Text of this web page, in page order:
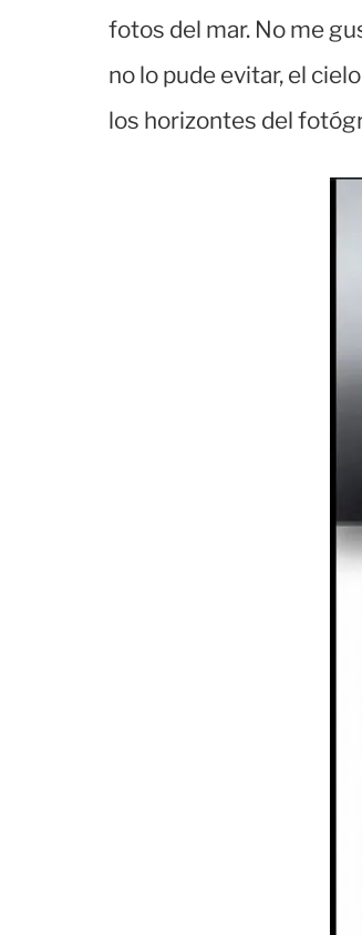
fotos del mar. No me
no lo pude evitar, el
los horizontes del